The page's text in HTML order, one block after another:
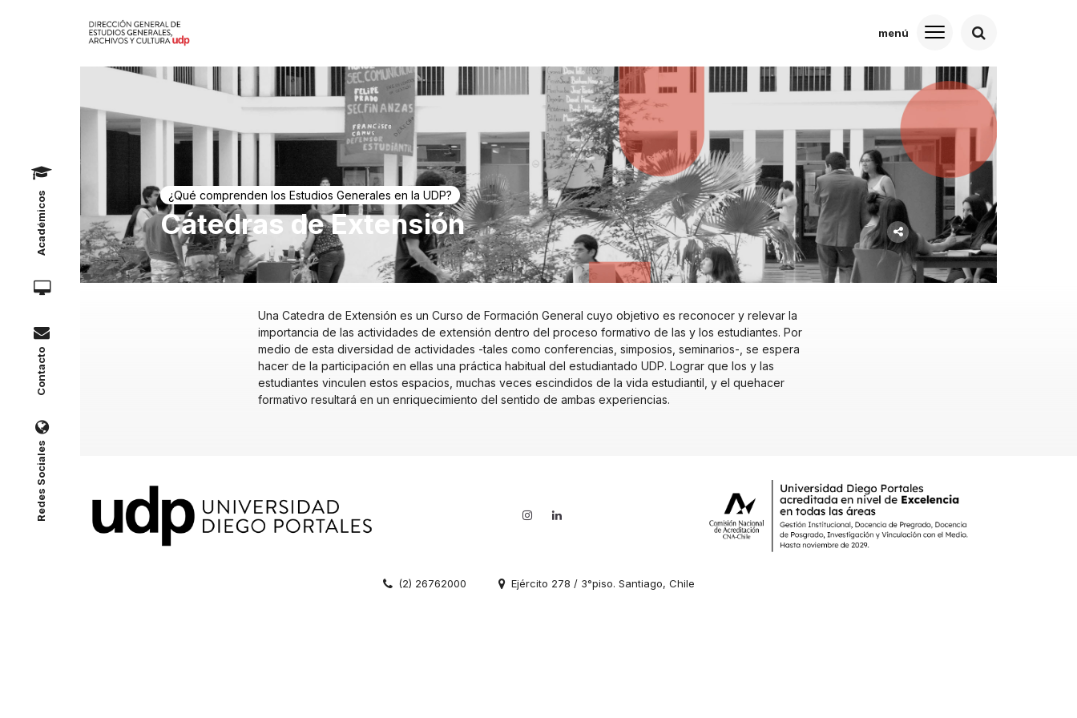
Redes Sociales
Contacto
Académicos ¿Qué comprenden los Estudios Generales en la UDP?
Cátedras de Extensión
Una Catedra de Extensión es un Curso de Formación General cuyo objetivo es reconocer y relevar la
importancia de las actividades de extensión dentro del proceso formativo de las y los estudiantes. Por
medio de esta diversidad de actividades -tales como conferencias, simposios, seminarios-, se espera
hacer de la participación en ellas una práctica habitual del estudiantado UDP. Lograr que los y las
estudiantes vinculen estos espacios, muchas veces escindidos de la vida estudiantil, y el quehacer
formativo resultará en un enriquecimiento del sentido de ambas experiencias.
(2) 26762000 Ejército 278 / 3°piso. Santiago, Chile